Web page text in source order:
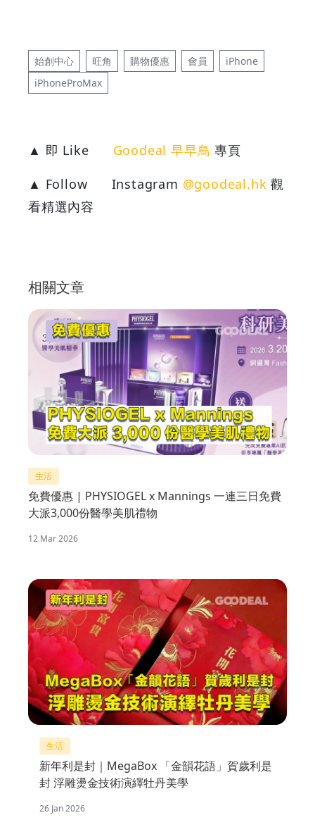
始創中心 旺角 購物優惠 會員
iPhone
iPhoneProMax
▲ 即 Like Goodeal 早早鳥 專頁
▲ Follow
Instagram @goodeal.hk 觀
看精選內容
相關文章
生活
免費優惠 | PHYSIOGEL x Mannings 一連三日免費
大派3,000份醫學美肌禮物
12 Mar 2026
生活
新年利是封｜MegaBox 「金韻花語」賀歲利是
封 浮雕燙金技術演繹牡丹美學
26 Jan 2026